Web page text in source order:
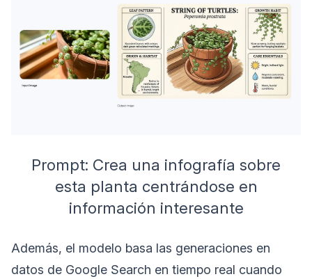
Prompt: Crea una infografía sobre
esta planta centrándose en
información interesante
Además, el modelo basa las generaciones en
datos de Google Search en tiempo real cuando